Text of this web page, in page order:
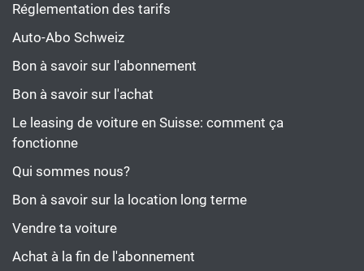
Réglementation des tarifs
Auto-Abo Schweiz
Bon à savoir sur l'abonnement
Bon à savoir sur l'achat
Le leasing de voiture en Suisse: comment ça
fonctionne
Qui sommes nous?
Bon à savoir sur la location long terme
Vendre ta voiture
Achat à la fin de l'abonnement